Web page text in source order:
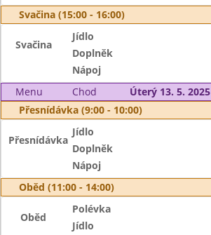
Svačina (15:00 - 16:00)
Svačina
Jídlo
Doplněk
Nápoj
Menu
Chod
Úterý 13. 5. 2025
Přesnídávka (9:00 - 10:00)
Přesnídávka
Jídlo
Doplněk
Nápoj
Oběd (11:00 - 14:00)
Oběd
Polévka
Jídlo